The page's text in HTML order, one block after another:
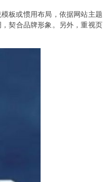
板或惯用布局，依据网站主题
契合品牌形象。另外，重视页